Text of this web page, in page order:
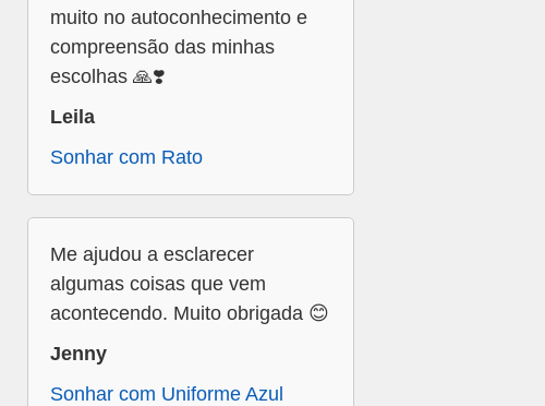
muito no autoconhecimento e
compreensão das minhas
escolhas 🙏❣️
Leila
Sonhar com Rato
Me ajudou a esclarecer
algumas coisas que vem
acontecendo. Muito obrigada 😊
Jenny
Sonhar com Uniforme Azul